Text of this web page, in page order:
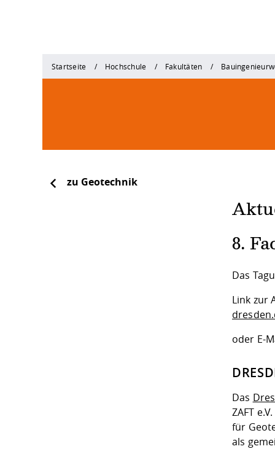
Startseite Hochschule Fakultäten
zu Geotechnik
8.
Das
Link zur
oder E-
Das
ZAFT
für
als